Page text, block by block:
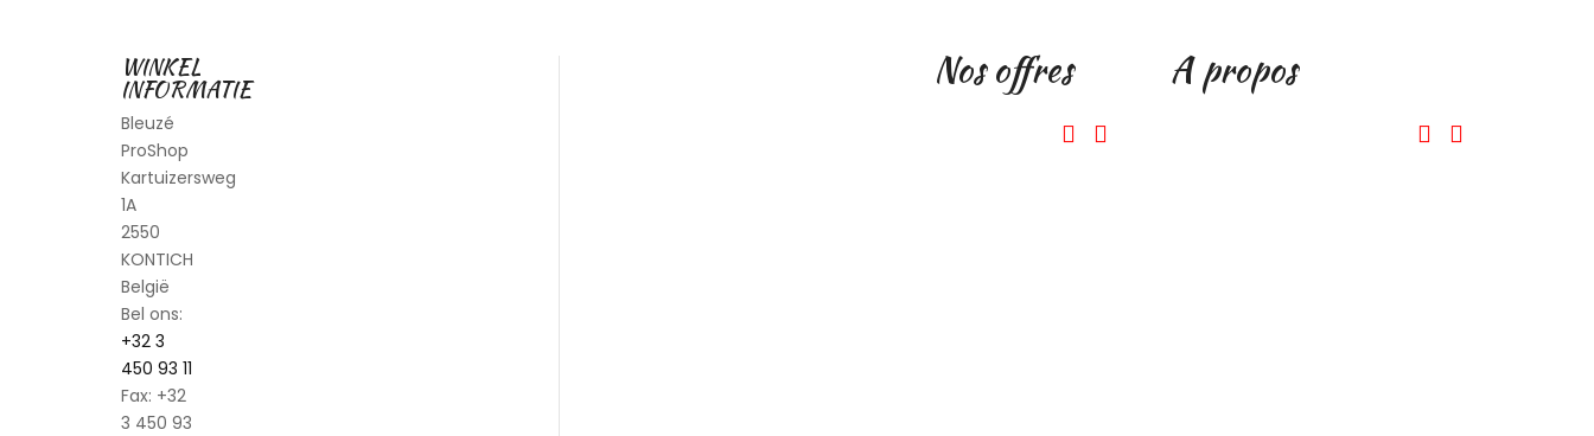
WINKEL
INFORMATIE
Bleuzé
ProShop
Kartuizersweg
1A
2550
KONTICH
België
Bel ons:
+32 3
450 93 11
Fax: +32
3 450 93
Nos offres
 
A propos
 